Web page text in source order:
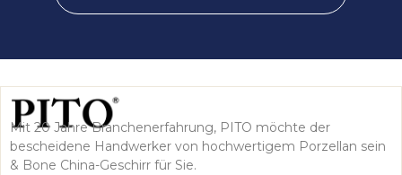
Mit 20 Jahre Branchenerfahrung, PITO möchte der
bescheidene Handwerker von hochwertigem Porzellan sein
& Bone China-Geschirr für Sie.